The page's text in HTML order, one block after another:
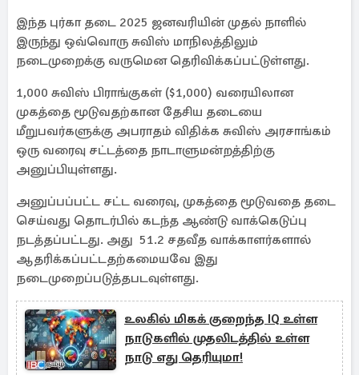
இந்த புர்கா தடை 2025 ஜனவரியின் முதல் நாளில்
இருந்து ஒவ்வொரு சுவிஸ் மாநிலத்திலும்
நடைமுறைக்கு வருமென தெரிவிக்கப்பட்டுள்ளது.
1,000 சுவிஸ் பிராங்குகள் ($1,000) வரையிலான
முகத்தை மூடுவதற்கான தேசிய தடையை
மீறுபவர்களுக்கு அபராதம் விதிக்க சுவிஸ் அரசாங்கம்
ஒரு வரைவு சட்டத்தை நாடாளுமன்றத்திற்கு
அனுப்பியுள்ளது.
அனுப்பப்பட்ட சட்ட வரைவு, முகத்தை மூடுவதை தடை
செய்வது தொடர்பில் கடந்த ஆண்டு வாக்கெடுப்பு
நடத்தப்பட்டது. அது 51.2 சதவீத வாக்காளர்களால்
ஆதரிக்கப்பட்டதற்கமையவே இது
நடைமுறைப்படுத்தபடவுள்ளது.
உலகில் மிகக் குறைந்த IQ உள்ள
நாடுகளில் முதலிடத்தில் உள்ள
நாடு எது தெரியுமா!